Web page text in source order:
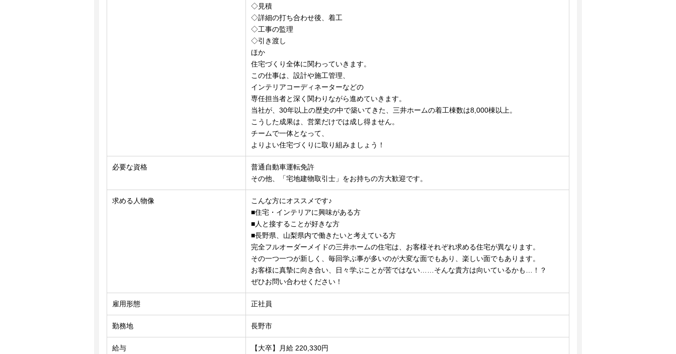
◇見積
◇詳細の打ち合わせ後、着工
◇工事の監理
◇引き渡し
ほか
住宅づくり全体に関わっていきます。
この仕事は、設計や施工管理、
インテリアコーディネーターなどの
専任担当者と深く関わりながら進めていきます。
当社が、30年以上の歴史の中で築いてきた、三井ホームの着工棟数は8,000棟以上。
こうした成果は、営業だけでは成し得ません。
チームで一体となって、
よりよい住宅づくりに取り組みましょう！
必要な資格
普通自動車運転免許
その他、「宅地建物取引士」をお持ちの方大歓迎です。
求める人物像
こんな方にオススメです♪
■住宅・インテリアに興味がある方
■人と接することが好きな方
■長野県、山梨県内で働きたいと考えている方
完全フルオーダーメイドの三井ホームの住宅は、お客様それぞれ求める住宅が異なります。
その一つ一つが新しく、毎回学ぶ事が多いのが大変な面でもあり、楽しい面でもあります。
お客様に真摯に向き合い、日々学ぶことが苦ではない……そんな貴方は向いているかも…！？
ぜひお問い合わせください！
雇用形態 正社員
勤務地 長野市
給与
【大卒】月給 220,330円